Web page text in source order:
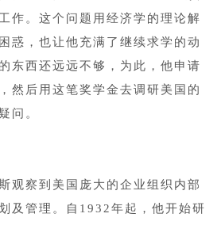
作。这个问题用经济学的理论解
惑，也让他充满了继续求学的动
东西还远远不够，为此，他申请
然后用这笔奖学金去调研美国的
问。
观察到美国庞大的企业组织内部
及管理。自1932年起，他开始研